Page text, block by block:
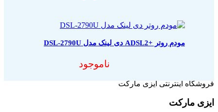
مودم روتر +ADSL2 دی لینک مدل DSL-2790U
ناموجود
فروشگاه اینترنتی ایزی مارکت
ایزی مارکت